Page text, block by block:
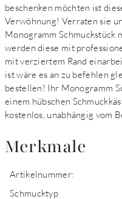
beschenken möchten ist
Verwöhnung! Verraten sie
Monogramm Schmuckstück
werden diese mit
mit verziertem Rand
ist wäre es an zu befehlen
bestellen! Ihr Monogramm
einem hübschen
kostenlos, unabhängig vom
Merkmale
Artikelnummer:
Schmucktyp